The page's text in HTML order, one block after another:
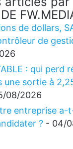
de dollars,
de
: qui perd
une sortie à
08/2026
entreprise a-
? - 04/